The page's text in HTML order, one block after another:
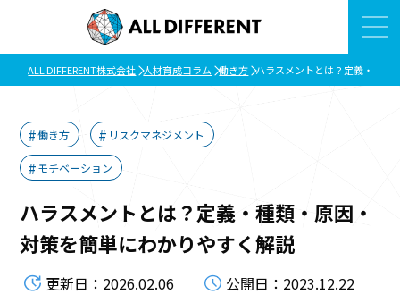
ALL DIFFERENT株式会社 人材育成コラム 働き方 ハラスメントとは？定義・種類
働き方 リスクマネジメント
モチベーション
ハラスメントとは？定義・種類・原因・
対策を簡単にわかりやすく解説
更新日：2026.02.06 公開日：2023.12.22